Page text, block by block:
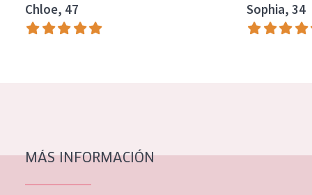
Essentials
Lift+
Piel normal y seca
Piel mixata o grasa
Chloe, 47 Sophia, 34
MÁS INFORMACIÓN